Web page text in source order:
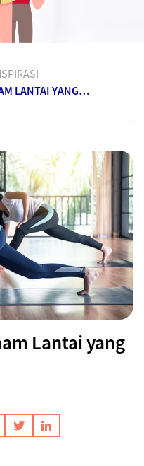
5 JENIS GERAKAN SENAM LANTAI YANG MUDAH DIIKUTI
Lantai yang